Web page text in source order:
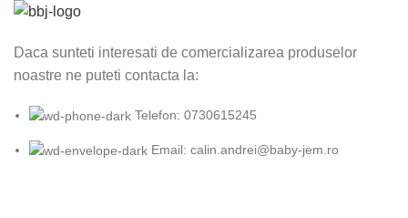
Daca sunteti interesati de comercializarea produselor
noastre ne puteti contacta la:
Telefon: 0730615245
Email: calin.andrei@baby-jem.ro